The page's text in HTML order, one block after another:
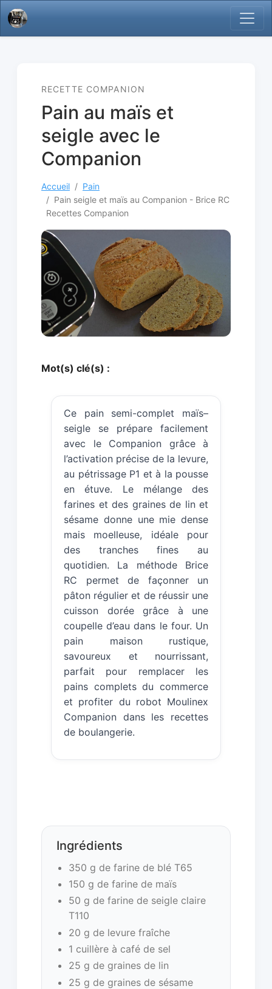
RECETTE COMPANION
Pain au maïs et
seigle avec le
Companion
Accueil
Pain
Pain seigle et maïs au Companion - Brice RC
Recettes Companion
Mot(s) clé(s) :
Ce pain semi-complet maïs–
seigle se prépare facilement
avec le Companion grâce à
l’activation précise de la levure,
au pétrissage P1 et à la pousse
en étuve. Le mélange des
farines et des graines de lin et
sésame donne une mie dense
mais moelleuse, idéale pour
des tranches fines au
quotidien. La méthode Brice
RC permet de façonner un
pâton régulier et de réussir une
cuisson dorée grâce à une
coupelle d’eau dans le four. Un
pain maison rustique,
savoureux et nourrissant,
parfait pour remplacer les
pains complets du commerce
et profiter du robot Moulinex
Companion dans les recettes
de boulangerie.
Ingrédients
350 g de farine de blé T65
150 g de farine de maïs
50 g de farine de seigle claire
T110
20 g de levure fraîche
1 cuillère à café de sel
25 g de graines de lin
25 g de graines de sésame